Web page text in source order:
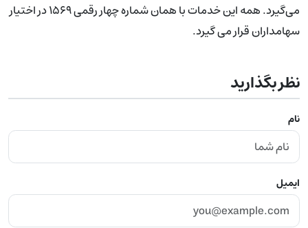
می‌گیرد. همه این خدمات با همان شماره چهار رقمی ۱۵۶۹ در اختیار
سهامداران قرار می گیرد.
نظر بگذارید
نام
ایمیل